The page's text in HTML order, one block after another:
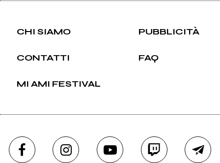
CHI SIAMO PUBBLICITÀ
CONTATTI FAQ
MI AMI FESTIVAL